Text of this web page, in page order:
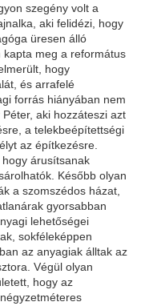
szegény volt a
aki felidézi, hogy
üresen álló
meg a református
hogy
és arrafelé
forrás hiányában nem
aki hozzáteszi azt
a telekbeépítettségi
az építkezésre.
árusítsanak
Később olyan
a szomszédos házat,
gyorsabban
lehetőségei
sokféleképpen
az anyagiak álltak az
Végül olyan
hogy az